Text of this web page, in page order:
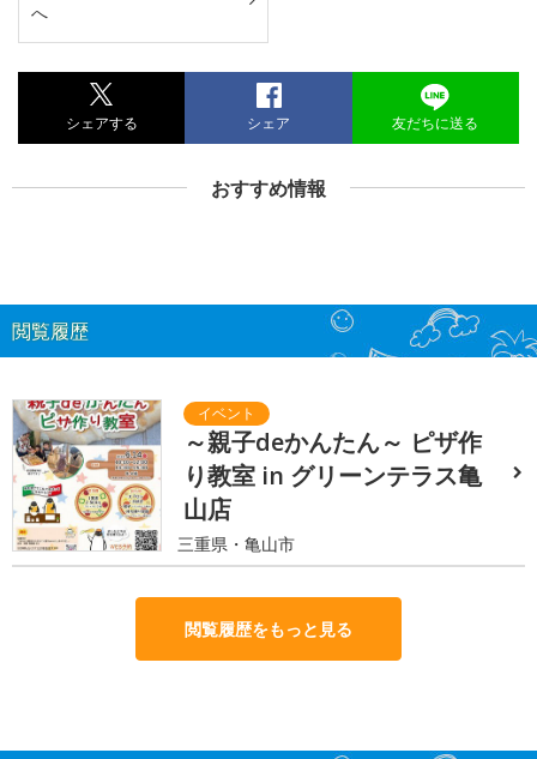
へ
シェアする シェア 友だちに送る
おすすめ情報
閲覧履歴
～親子deかんたん～ ピザ作
り教室 in グリーンテラス亀
山店
三重県・亀山市
閲覧履歴をもっと見る